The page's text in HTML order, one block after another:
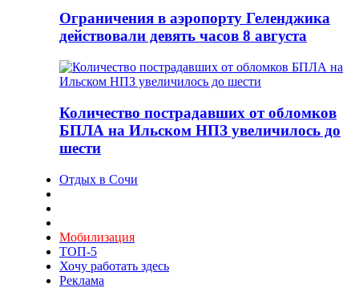
Ограничения в аэропорту Геленджика
действовали девять часов 8 августа
Количество пострадавших от обломков
БПЛА на Ильском НПЗ увеличилось до
шести
Отдых в Сочи
Мобилизация
ТОП-5
Хочу работать здесь
Реклама